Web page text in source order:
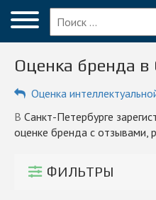
Меню
Главная
Вопрос эксперту
Санкт-Петербург
ПОЛЬЗОВАТЕЛЯМ
Блог
Оценка бренда в
Оценка
в Санкт-Петербурге зарегистрированы 46 компаний по
оценке бренда с отзывами,
ФИЛЬТРЫ